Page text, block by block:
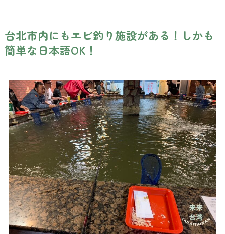
台北市内にもエビ釣り施設がある！しかも
簡単な日本語OK！